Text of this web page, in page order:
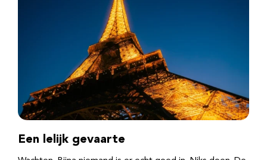
Een lelijk gevaarte